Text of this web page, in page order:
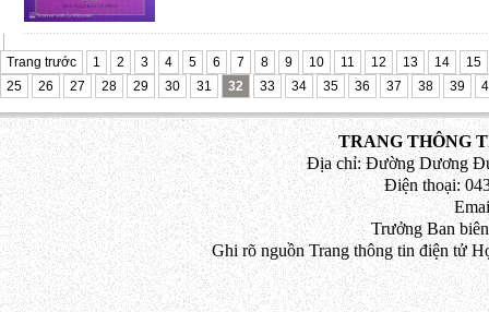
Trang trước 1 2 3 4 5 6 7 8 9 10 11 12 13 14
15
25
26 27 28 29 30 31 32 33 34 35 36 37 38 39
TRANG THÔNG
Địa chỉ: Đường Dương
Điện thoại:
Trưởng Ban
Ghi rõ nguồn Trang thông tin điện tử